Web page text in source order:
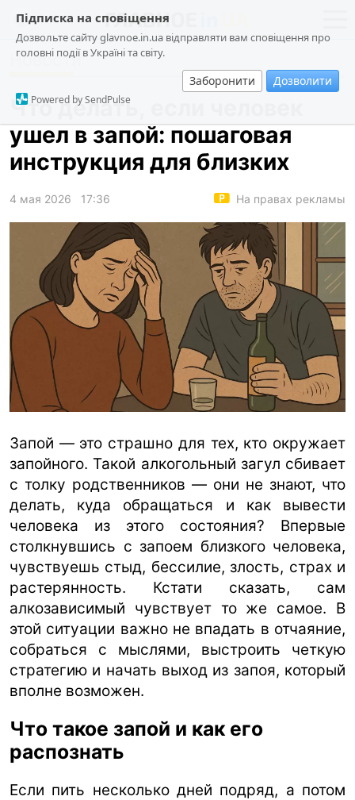
Підписка на сповіщення
Дозвольте сайту glavnoe.in.ua відправляти вам сповіщення про
головні події в Україні та світу.
Заборонити Дозволити
Powered by SendPulse
новости
о проекте
общество
происшествия
криминал
техно
спорт
лонгриды
харьков
архив
gambling
ua ru en
Новости
Что делать, если человек
ушел в запой: пошаговая
инструкция для близких
4 мая 2026 17:36 На правах рекламы
Запой — это страшно для тех, кто окружает
запойного. Такой алкогольный загул сбивает
с толку родственников — они не знают, что
делать, куда обращаться и как вывести
человека из этого состояния? Впервые
столкнувшись с запоем близкого человека,
чувствуешь стыд, бессилие, злость, страх и
растерянность. Кстати сказать, сам
алкозависимый чувствует то же самое. В
этой ситуации важно не впадать в отчаяние,
собраться с мыслями, выстроить четкую
стратегию и начать выход из запоя, который
вполне возможен.
Что такое запой и как его
распознать
Если пить несколько дней подряд, а потом